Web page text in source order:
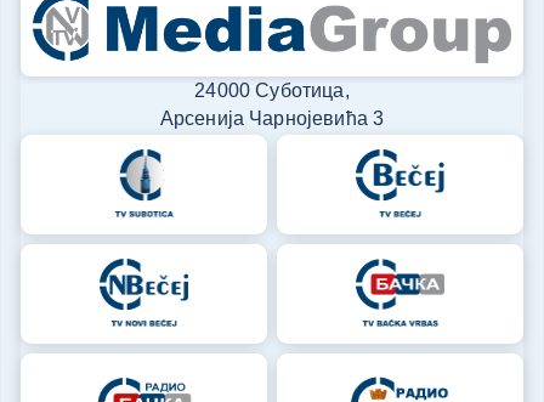
24000 Суботица,
Арсенија Чарнојевића 3